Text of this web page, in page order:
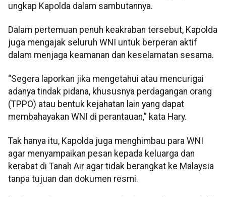
ungkap Kapolda dalam sambutannya.
Dalam pertemuan penuh keakraban tersebut, Kapolda
juga mengajak seluruh WNI untuk berperan aktif
dalam menjaga keamanan dan keselamatan sesama.
“Segera laporkan jika mengetahui atau mencurigai
adanya tindak pidana, khususnya perdagangan orang
(TPPO) atau bentuk kejahatan lain yang dapat
membahayakan WNI di perantauan,” kata Hary.
Tak hanya itu, Kapolda juga menghimbau para WNI
agar menyampaikan pesan kepada keluarga dan
kerabat di Tanah Air agar tidak berangkat ke Malaysia
tanpa tujuan dan dokumen resmi.